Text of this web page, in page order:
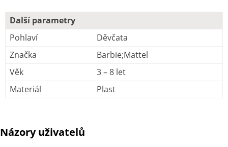
Další parametry
Pohlaví
Děvčata
Značka
Barbie;Mattel
Věk
3 – 8 let
Materiál
Plast
Názory uživatelů